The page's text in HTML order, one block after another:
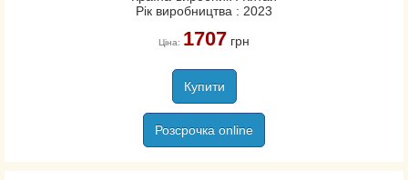
Рік виробництва : 2023
Ціна: 1707грн
Купити
Розсрочка online